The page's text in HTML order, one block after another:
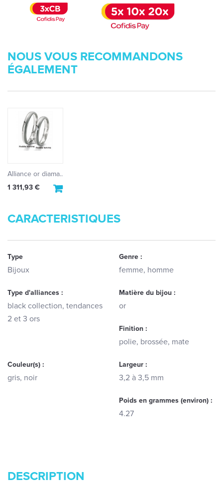
NOUS VOUS RECOMMANDONS
ÉGALEMENT
Alliance or diama...
1 311,93 €
CARACTERISTIQUES
Type
Bijoux
Genre :
femme, homme
Type d'alliances :
black collection, tendances
2 et 3 ors
Matière du bijou :
or
Finition :
polie, brossée, mate
Couleur(s) :
gris, noir
Largeur :
3,2 à 3,5 mm
Poids en grammes (environ) :
4.27
DESCRIPTION